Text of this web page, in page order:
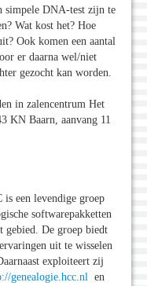
simpele DNA-test zijn te
Wat kost het? Hoe
Ook komen een aantal
er daarna wel/niet
gezocht kan worden.
in zalencentrum Het
KN Baarn, aanvang 11
is een levendige groep
softwarepakketten
gebied. De groep biedt
uit te wisselen
exploiteert zij
genealogie.hcc.nl en